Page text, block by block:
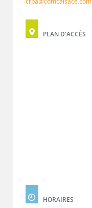
PLAN D'ACCÈS
HORAIRES